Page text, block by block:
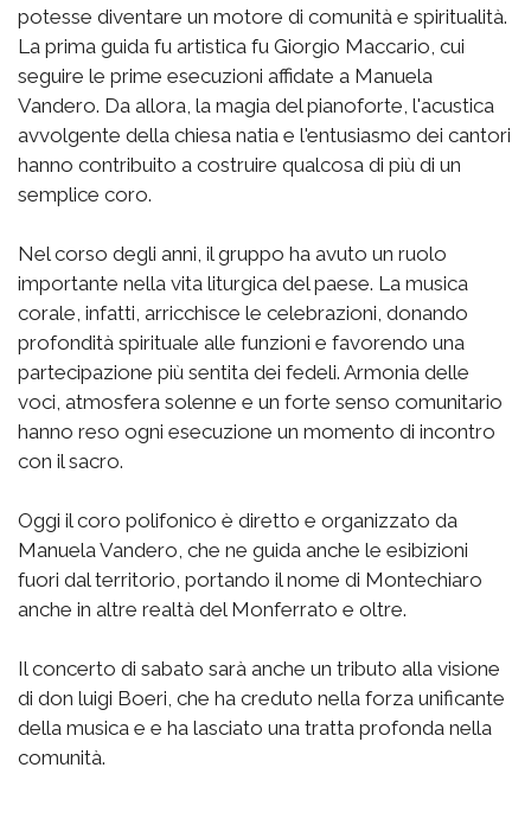
potesse diventare un motore di comunità e spiritualità.
La prima guida fu artistica fu Giorgio Maccario, cui
seguire le prime esecuzioni affidate a Manuela
Vandero. Da allora, la magia del pianoforte, l'acustica
avvolgente della chiesa natia e l'entusiasmo dei cantori
hanno contribuito a costruire qualcosa di più di un
semplice coro.
Nel corso degli anni, il gruppo ha avuto un ruolo
importante nella vita liturgica del paese. La musica
corale, infatti, arricchisce le celebrazioni, donando
profondità spirituale alle funzioni e favorendo una
partecipazione più sentita dei fedeli. Armonia delle
voci, atmosfera solenne e un forte senso comunitario
hanno reso ogni esecuzione un momento di incontro
con il sacro.
Oggi il coro polifonico è diretto e organizzato da
Manuela Vandero, che ne guida anche le esibizioni
fuori dal territorio, portando il nome di Montechiaro
anche in altre realtà del Monferrato e oltre.
Il concerto di sabato sarà anche un tributo alla visione
di don luigi Boeri, che ha creduto nella forza unificante
della musica e e ha lasciato una tratta profonda nella
comunità.